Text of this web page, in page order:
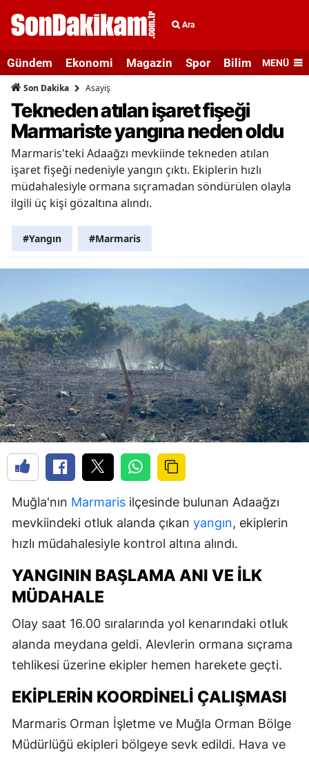
Ara
Gündem Ekonomi Magazin Spor Bilim veMENÜ
Son Dakika Asayiş
Tekneden atılan işaret fişeği
Marmariste yangına neden oldu
Marmaris'teki Adaağzı mevkiinde tekneden atılan
işaret fişeği nedeniyle yangın çıktı. Ekiplerin hızlı
müdahalesiyle ormana sıçramadan söndürülen olayla
ilgili üç kişi gözaltına alındı.
#Yangın #Marmaris
Muğla'nın Marmaris ilçesinde bulunan Adaağzı
mevkiindeki otluk alanda çıkan yangın, ekiplerin
hızlı müdahalesiyle kontrol altına alındı.
YANGININ BAŞLAMA ANI VE İLK
MÜDAHALE
Olay saat 16.00 sıralarında yol kenarındaki otluk
alanda meydana geldi. Alevlerin ormana sıçrama
tehlikesi üzerine ekipler hemen harekete geçti.
EKIPLERIN KOORDINELI ÇALIŞMASI
Marmaris Orman İşletme ve Muğla Orman Bölge
Müdürlüğü ekipleri bölgeye sevk edildi. Hava ve